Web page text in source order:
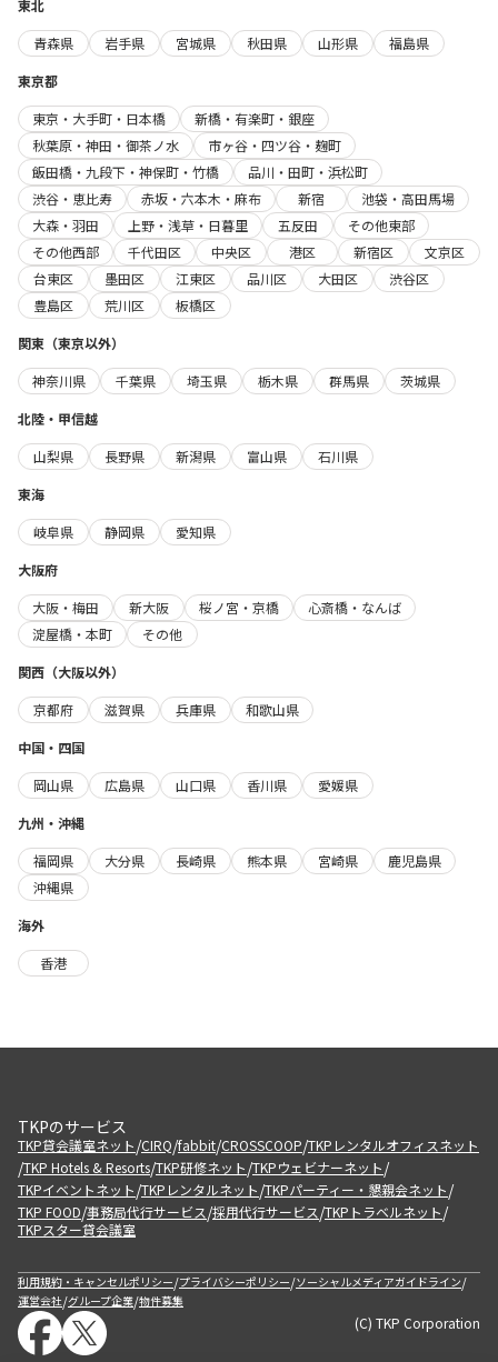
東北
青森県
岩手県 宮城県 秋田県 山形県
福島県
東京都
東京・大手町・日本橋
新橋・有楽町・銀座
秋葉原・神田・御茶ノ水
市ヶ谷・四ツ谷・麹町
飯田橋・九段下・神保町・竹橋
品川・田町・浜松町
渋谷・恵比寿
赤坂・六本木・麻布 新宿
池袋・高田馬場
大森・羽田
上野・浅草・日暮里 五反田
その他東部
その他西部
千代田区 中央区 港区 新宿区
文京区
台東区
墨田区 江東区 品川区 大田区
渋谷区
豊島区
荒川区
板橋区
関東（東京以外）
神奈川県
千葉県 埼玉県 栃木県 群馬県
茨城県
北陸・甲信越
山梨県
長野県 新潟県 富山県
石川県
東海
岐阜県
静岡県
愛知県
大阪府
大阪・梅田
新大阪 桜ノ宮・京橋
心斎橋・なんば
淀屋橋・本町
その他
関西（大阪以外）
京都府
滋賀県 兵庫県
和歌山県
中国・四国
岡山県
広島県 山口県 香川県
愛媛県
九州・沖縄
福岡県
大分県 長崎県 熊本県 宮崎県
鹿児島県
沖縄県
海外
香港
TKPのサービス
TKP貸会議室ネット/CIRQ/fabbit/CROSSCOOP/TKPレンタルオフィスネット
/TKP Hotels & Resorts/TKP研修ネット/TKPウェビナーネット/
TKPイベントネット/TKPレンタルネット/TKPパーティー・懇親会ネット/
TKP FOOD/事務局代行サービス/採用代行サービス/TKPトラベルネット/
TKPスター貸会議室
利用規約・キャンセルポリシー/プライバシーポリシー/ソーシャルメディアガイドライン/
運営会社/グループ企業/物件募集
(C) TKP Corporation